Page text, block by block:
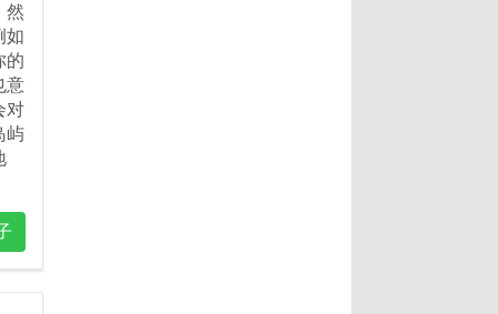
然
如
的
意
对
屿